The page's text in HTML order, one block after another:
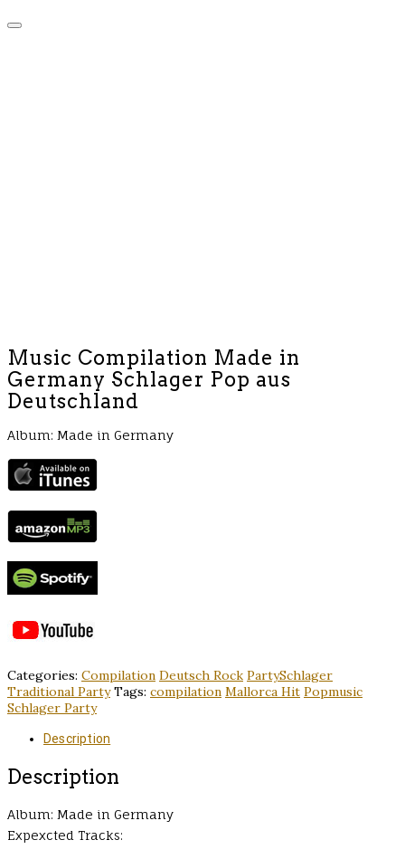
Music Compilation Made in
Germany Schlager Pop aus
Deutschland
Album: Made in Germany
Categories: Compilation Deutsch Rock PartySchlager
Traditional Party Tags: compilation Mallorca Hit Popmusic
Schlager Party
Description
Description
Album: Made in Germany
Expexcted Tracks: